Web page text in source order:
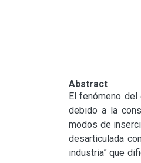
Abstract
El fenómeno del
debido a la
modos de
desarticulada
industria” que